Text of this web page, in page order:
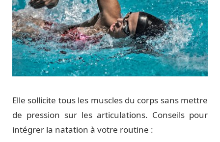
Elle sollicite tous les muscles du corps sans mettre
de pression sur les articulations. Conseils pour
intégrer la natation à votre routine :